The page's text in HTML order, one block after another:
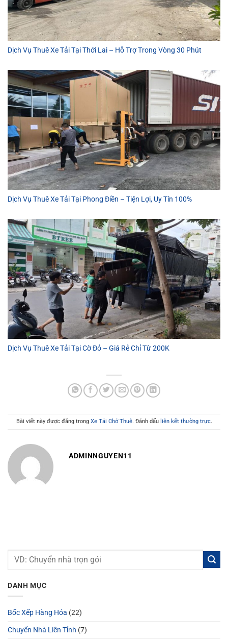
Dịch Vụ Thuê Xe Tải Tại Thới Lai – Hỗ Trợ Trong Vòng 30 Phút
Dịch Vụ Thuê Xe Tải Tại Phong Điền – Tiện Lợi, Uy Tín 100%
Dịch Vụ Thuê Xe Tải Tại Cờ Đỏ – Giá Rẻ Chỉ Từ 200K
Bài viết này được đăng trong Xe Tải Chở Thuê. Đánh dấu liên kết thường trực.
ADMINNGUYEN11
DANH MỤC
Bốc Xếp Hàng Hóa (22)
Chuyển Nhà Liên Tỉnh (7)